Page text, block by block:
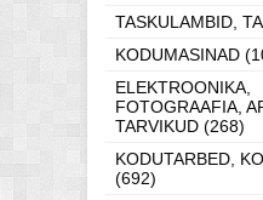
TASKULAMBID,
KODUMASINAD
ELEKTROONIKA,
FOTOGRAAFIA,
TARVIKUD (268)
KODUTARBED,
(692)